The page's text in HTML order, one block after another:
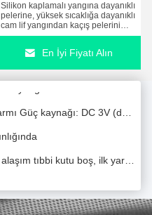
Silikon kaplamalı yangına dayanıklı
pelerine, yüksek sıcaklığa dayanıklı
cam lif yangından kaçış pelerini
yetişkin ve çocuk için tam vücut
yangın koruması
En İyi Fiyatı Alın
ABC Tozlu Otomatik Yangın Söndürme Kutusu Yangın Söndürme Kutusu 1.3kg
Yangın kurtarma yangın söndürücü battaniye % 100 cam lif yangın önleyici battaniye
yangın söndürücü 150mm
Bireysel duman alarmı Evinde bağımsız yangın bağımsız duman alarmı Dezhou, Shandong, Çin